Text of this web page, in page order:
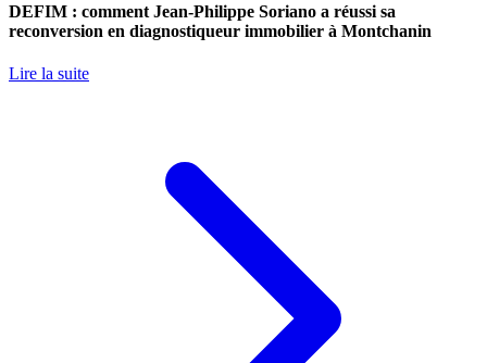
DEFIM : comment Jean-Philippe Soriano a réussi sa
reconversion en diagnostiqueur immobilier à Montchanin
Lire la suite